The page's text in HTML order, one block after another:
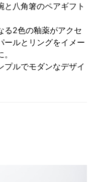
と八角箸のペアギフト
る2色の釉薬がアクセ
ールとリングをイメー
プルでモダンなデザイ